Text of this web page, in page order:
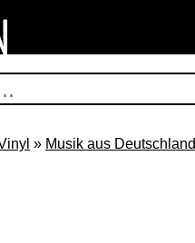
» Musik aus Deutschland